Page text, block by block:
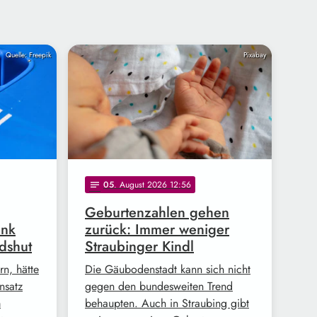
Quelle: Freepik
hätte
Pixabay
notes 05. August 2026 12:56
Geburtenzahlen gehen
zurück: Immer weniger
Straubinger Kindl
Die Gäubodenstadt kann sich nicht
gegen den bundesweiten Trend
behaupten. Auch in Straubing gibt